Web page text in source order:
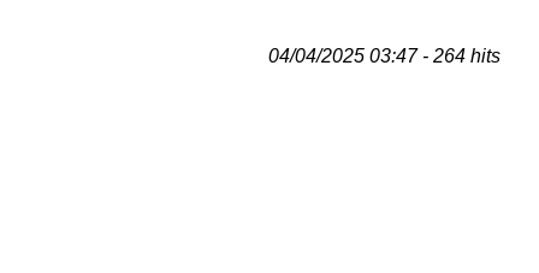
04/04/2025 03:47 - 264 hits